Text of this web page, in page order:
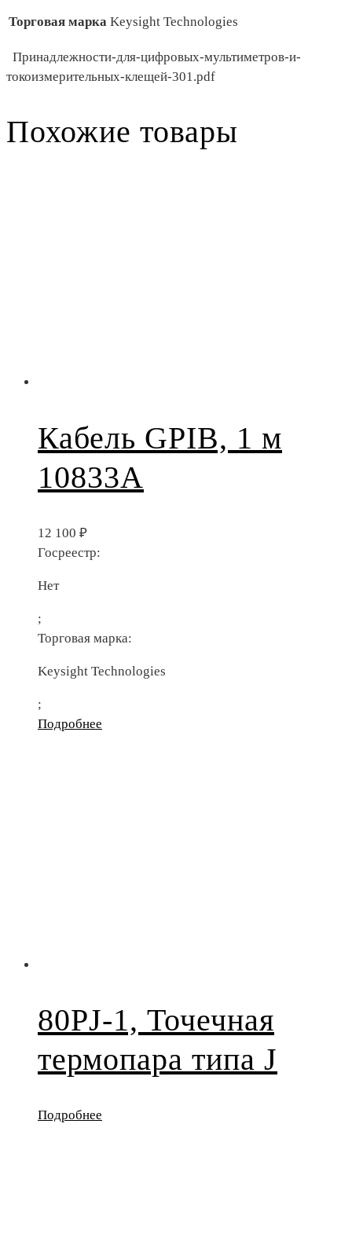
Торговая марка Keysight Technologies
Принадлежности-для-цифровых-мультиметров-и-
токоизмерительных-клещей-301.pdf
Похожие товары
Кабель GPIB, 1 м
10833A
12 100 ₽
Госреестр:
Нет
;
Торговая марка:
Keysight Technologies
;
Подробнее
80PJ-1, Точечная
термопара типа J
Подробнее